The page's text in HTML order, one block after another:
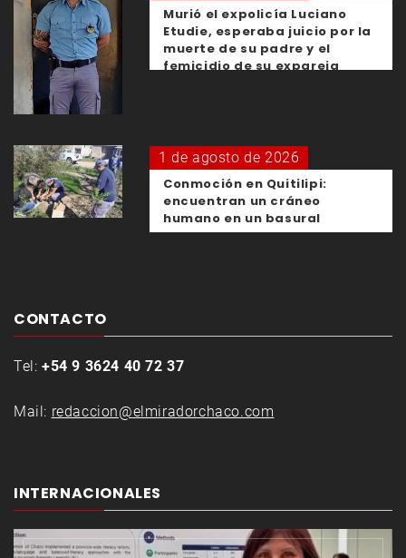
Murió el expolicía Luciano
Etudie, esperaba juicio por la
muerte de su padre y el
femicidio de su expareja
1 de agosto de 2026
Conmoción en Quitilipi:
encuentran un cráneo
humano en un basural
CONTACTO
Tel: +54 9 3624 40 72 37
Mail: redaccion@elmiradorchaco.com
INTERNACIONALES